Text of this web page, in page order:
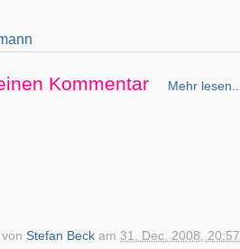
Kommentar Mehr lesen...
vonStefan Beck am 31. Dec. 2008, 20:57